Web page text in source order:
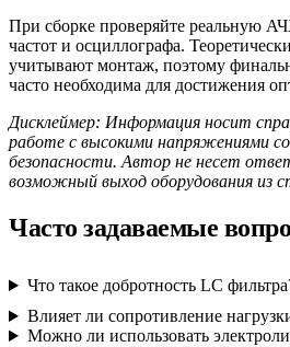
При сборке проверяйте реальную
частот и осциллографа.
учитывают монтаж, поэтому
часто необходима для достижения
Дисклеймер: Информация носит
работе с высокими напряжениями
безопасности. Автор не несет
возможный выход оборудования из
Часто задаваемые
Что такое добротность LC
Влияет ли сопротивление
Можно ли использовать